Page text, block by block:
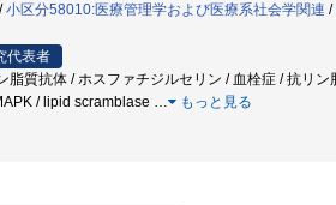
/小区分58010:医療管理学および医療系社会学関連 /
代表者
脂質抗体 / ホスファチジルセリン / 血栓症 / 抗リ
/ lipid scramblase … もっと見る